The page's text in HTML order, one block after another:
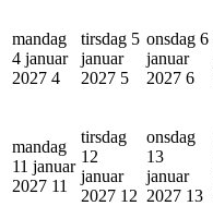
mandag
4 januar
2027 4
tirsdag 5
januar
2027 5
onsdag 6
januar
2027 6
mandag
11 januar
2027 11
tirsdag
12
januar
2027 12
onsdag
13
januar
2027 13